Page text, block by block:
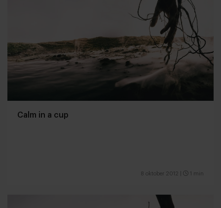
Calm in a cup
8 oktober 2012 1 min